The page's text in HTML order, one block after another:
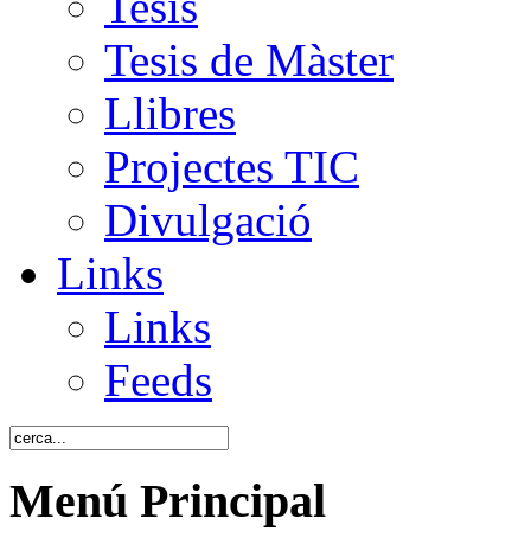
Tesis de Màster
Llibres
Projectes TIC
Divulgació
Links
Links
Feeds
Menú Principal